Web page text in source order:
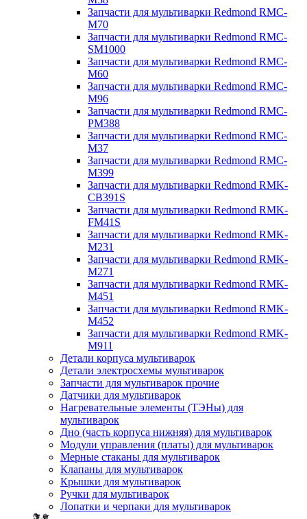
Запчасти для мультиварки Redmond RMC-
M70
Запчасти для мультиварки Redmond RMC-
SM1000
Запчасти для мультиварки Redmond RMC-
M60
Запчасти для мультиварки Redmond RMC-
M96
Запчасти для мультиварки Redmond RMC-
PM388
Запчасти для мультиварки Redmond RMC-
M37
Запчасти для мультиварки Redmond RMC-
M399
Запчасти для мультиварки Redmond RMK-
CB391S
Запчасти для мультиварки Redmond RMK-
FM41S
Запчасти для мультиварки Redmond RMK-
M231
Запчасти для мультиварки Redmond RMK-
M271
Запчасти для мультиварки Redmond RMK-
M451
Запчасти для мультиварки Redmond RMK-
M452
Запчасти для мультиварки Redmond RMK-
M911
Детали корпуса мультиварок
Детали электросхемы мультиварок
Запчасти для мультиварок прочие
Датчики для мультиварок
Нагревательные элементы (ТЭНы) для
мультиварок
Дно (часть корпуса нижняя) для мультиварок
Модули управления (платы) для мультиварок
Мерные стаканы для мультиварок
Клапаны для мультиварок
Крышки для мультиварок
Ручки для мультиварок
Лопатки и черпаки для мультиварок